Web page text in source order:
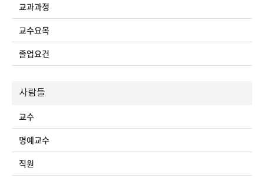
교과과정
교수요목
졸업요건
사람들
교수
명예교수
직원